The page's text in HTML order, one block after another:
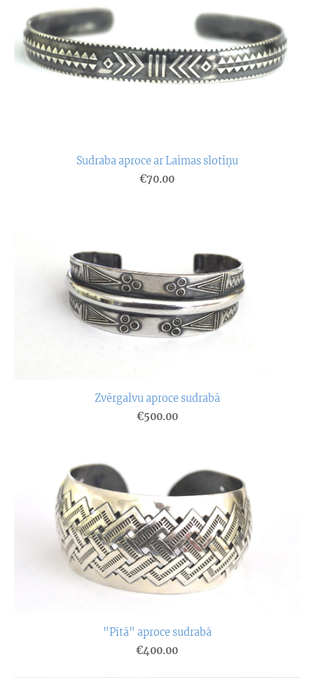
Sudraba aproce ar Laimas slotiņu
€70.00
Zvērgalvu aproce sudrabā
€500.00
"Pītā" aproce sudrabā
€400.00